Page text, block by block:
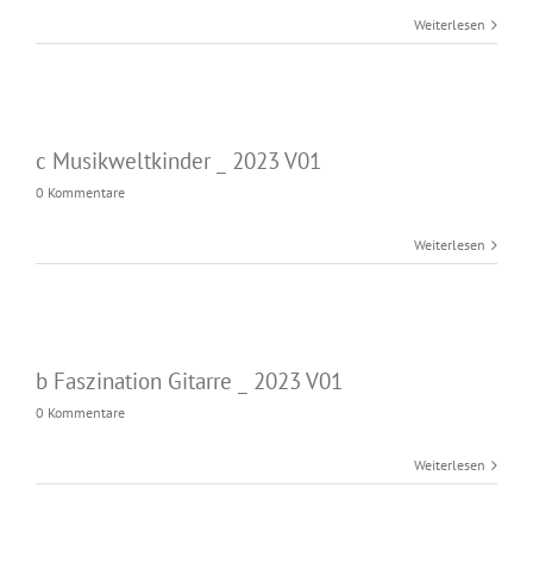
Weiterlesen
c Musikweltkinder _ 2023 V01
0 Kommentare
Weiterlesen
b Faszination Gitarre _ 2023 V01
0 Kommentare
Weiterlesen